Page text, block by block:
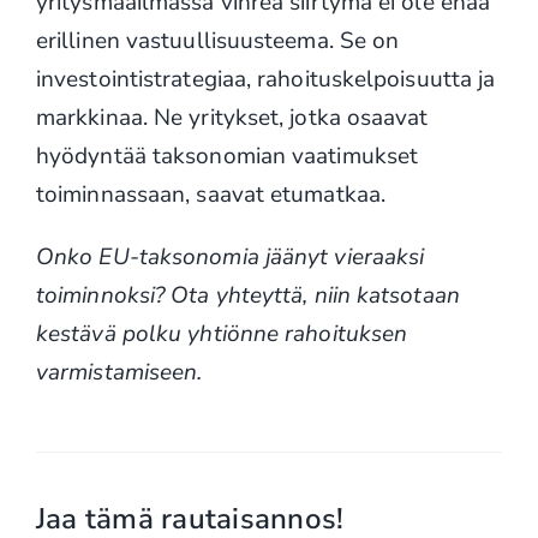
erillinen vastuullisuusteema. Se on
investointistrategiaa, rahoituskelpoisuutta ja
markkinaa. Ne yritykset, jotka osaavat
hyödyntää taksonomian vaatimukset
toiminnassaan, saavat etumatkaa.
Onko EU-taksonomia jäänyt vieraaksi
toiminnoksi? Ota yhteyttä, niin katsotaan
kestävä polku yhtiönne rahoituksen
varmistamiseen.
Jaa tämä rautaisannos!